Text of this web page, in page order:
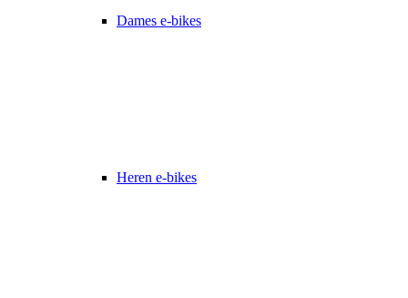
Dames e-bikes
Heren e-bikes